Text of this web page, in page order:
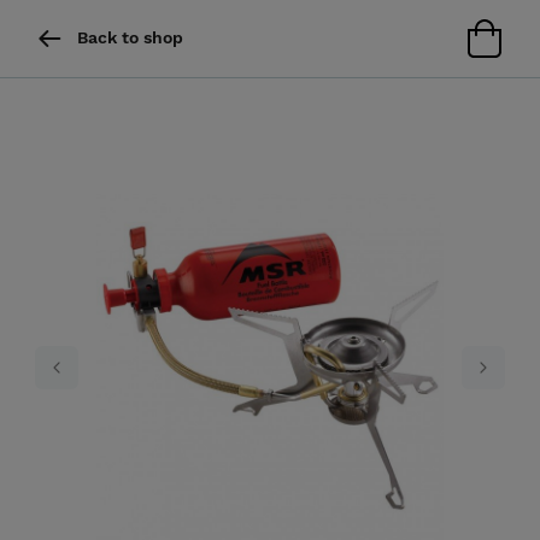
Back to shop
Previous Next